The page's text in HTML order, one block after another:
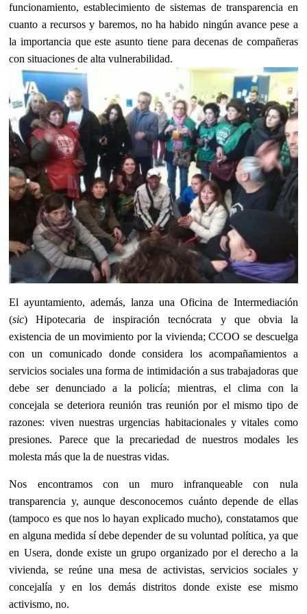
funcionamiento, establecimiento de sistemas de transparencia en
cuanto a recursos y baremos, no ha habido ningún avance pese a
la importancia que este asunto tiene para decenas de compañeras
con situaciones de alta vulnerabilidad.
El ayuntamiento, además, lanza una Oficina de Intermediación
(sic) Hipotecaria de inspiración tecnócrata y que obvia la
existencia de un movimiento por la vivienda; CCOO se descuelga
con un comunicado donde considera los acompañamientos a
servicios sociales una forma de intimidación a sus trabajadoras que
debe ser denunciado a la policía; mientras, el clima con la
concejala se deteriora reunión tras reunión por el mismo tipo de
razones: viven nuestras urgencias habitacionales y vitales como
presiones. Parece que la precariedad de nuestros modales les
molesta más que la de nuestras vidas.
Nos encontramos con un muro infranqueable con nula
transparencia y, aunque desconocemos cuánto depende de ellas
(tampoco es que nos lo hayan explicado mucho), constatamos que
en alguna medida sí debe depender de su voluntad política, ya que
en Usera, donde existe un grupo organizado por el derecho a la
vivienda, se reúne una mesa de activistas, servicios sociales y
concejalía y en los demás distritos donde existe ese mismo
activismo, no.